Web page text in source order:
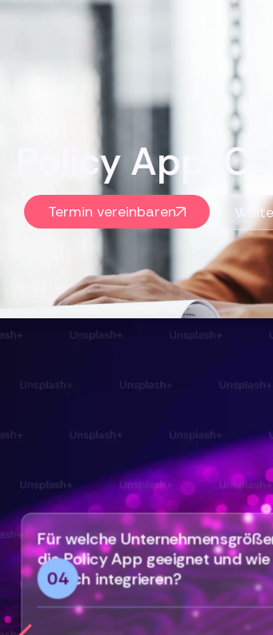
Policy App:
Termin vereinbaren
Für welche
die Policy App geeignet und
sie sich integrieren?
04